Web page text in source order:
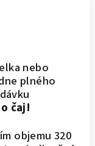
nebo
plného
čaj!
objemu 320